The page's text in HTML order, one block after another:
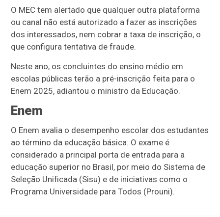
O MEC tem alertado que qualquer outra plataforma
ou canal não está autorizado a fazer as inscrições
dos interessados, nem cobrar a taxa de inscrição, o
que configura tentativa de fraude.
Neste ano, os concluintes do ensino médio em
escolas públicas terão a pré-inscrição feita para o
Enem 2025, adiantou o ministro da Educação.
Enem
O Enem avalia o desempenho escolar dos estudantes
ao término da educação básica. O exame é
considerado a principal porta de entrada para a
educação superior no Brasil, por meio do Sistema de
Seleção Unificada (Sisu) e de iniciativas como o
Programa Universidade para Todos (Prouni).